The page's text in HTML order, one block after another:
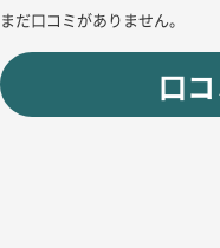
まだ口コミがありません。
口